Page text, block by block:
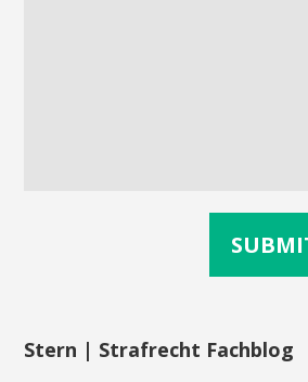
Stern | Strafrecht Fachblog